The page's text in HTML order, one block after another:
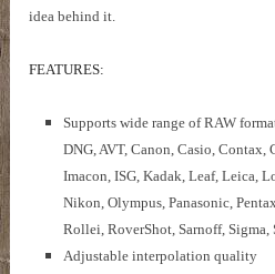
idea behind it.
FEATURES:
Supports wide range of RAW
DNG, AVT, Canon, Casio, Contax,
Imacon, ISG, Kadak, Leaf, Leica,
Nikon, Olympus, Panasonic,
Rollei, RoverShot, Sarnoff, Sigma,
Adjustable interpolation quality